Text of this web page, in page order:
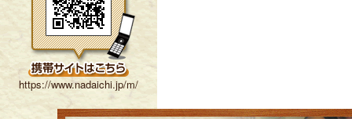
https://www.nadaichi.jp/m/